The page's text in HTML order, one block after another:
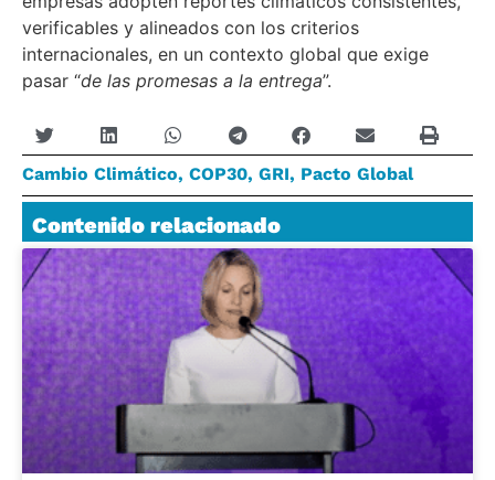
verificables y alineados con los criterios
internacionales, en un contexto global que exige
pasar “de las promesas a la entrega”.
Cambio Climático, COP30, GRI, Pacto Global
Contenido relacionado